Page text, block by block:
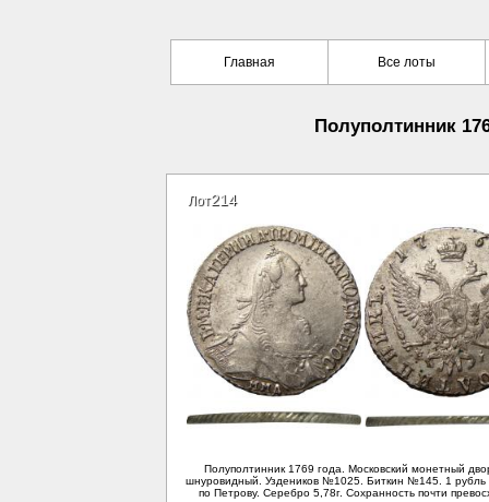
Главная Все лоты
Полуполтинник
Лот214
Полуполтинник 1769 года. Московский монетный
шнуровидный. Уздеников №1025. Биткин №145. 1 рубль
по Петрову. Серебро 5,78г. Сохранность почти